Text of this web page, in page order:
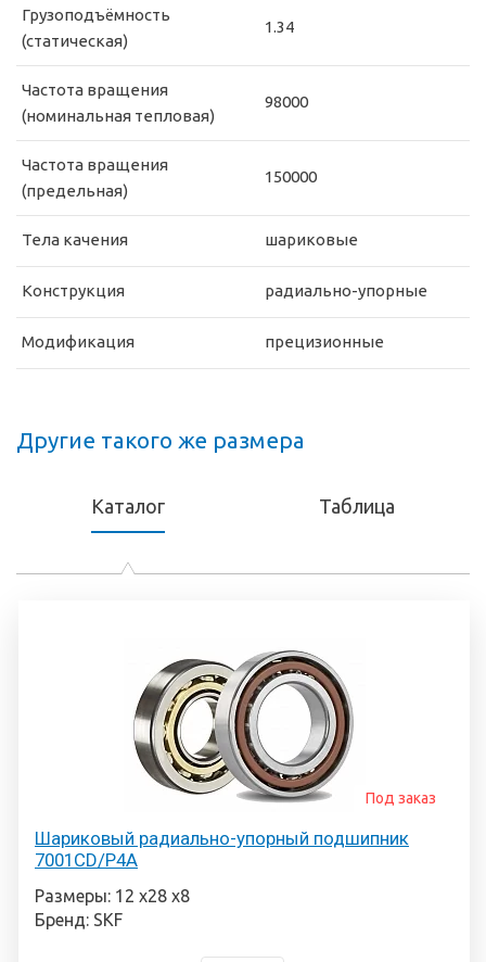
Грузоподъёмность
(статическая)
1.34
Частота вращения
(номинальная тепловая)
98000
Частота вращения
(предельная)
150000
Тела качения шариковые
Конструкция радиально-упорные
Модификация прецизионные
Другие такого же размера
Каталог Таблица
Шариковый радиально-упорный подшипник
7001CD/P4A
Под заказ
Размеры: 12 х28 х8
Бренд: SKF